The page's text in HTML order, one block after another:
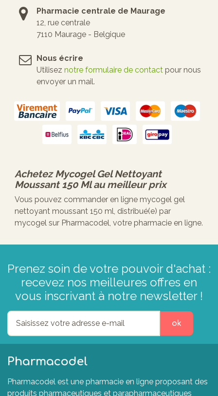
Pharmacie centrale de Maurage
12, rue centrale
7110 Maurage - Belgique
Nous écrire
Utilisez notre formulaire de contact pour nous
envoyer un mail.
AchetezMycogel Gel Nettoyant
Moussant 150 Mlau meilleur prix
Vous pouvez commander en ligne mycogel gel
nettoyant moussant 150 ml, distribué(e) par
mycogel sur Pharmacodel, votre pharmacie en ligne.
Prenez soin de votre pouvoir d'achat :
recevez nos meilleures offres en
vous inscrivant à notre newsletter !
ok
Pharmacodel
Pharmacodel est une pharmacie en ligne proposant des
produits pharmaceutiques et parapharmaceutiques